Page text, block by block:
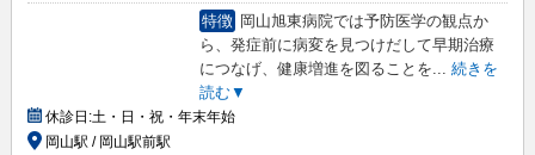
特徴 岡山旭東病院では予防医学の観点か
ら、発症前に病変を見つけだして早期治療
につなげ、健康増進を図ることを... 続きを
読む▼
休診日:土・日・祝・年末年始
岡山駅 / 岡山駅前駅